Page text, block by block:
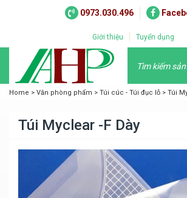
0973.030.496
Giới thiệu Tuyển dụng
Home > Văn phòng phẩm > Túi cúc - Túi đục lỗ > Túi
Túi Myclear -F Dày